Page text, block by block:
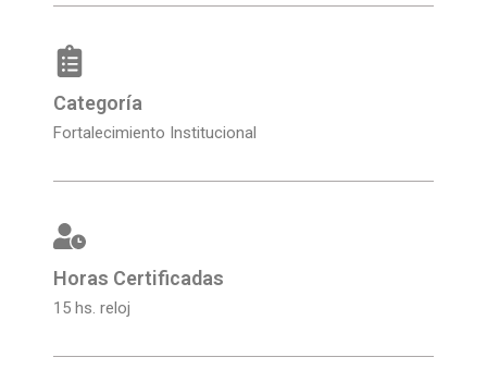
Categoría
Fortalecimiento Institucional
Horas Certificadas
15 hs. reloj